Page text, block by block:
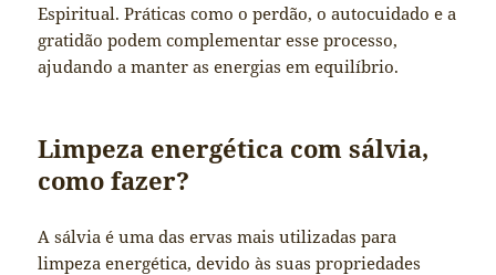
Espiritual. Práticas como o perdão, o autocuidado e a
gratidão podem complementar esse processo,
ajudando a manter as energias em equilíbrio.
Limpeza energética com sálvia,
como fazer?
A sálvia é uma das ervas mais utilizadas para
limpeza energética, devido às suas propriedades